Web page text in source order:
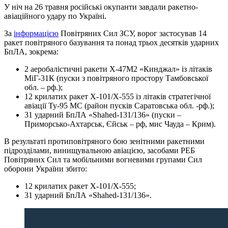
У ніч на 26 травня російські окупанти завдали ракетно-
авіаційного удару по Україні.
За інформацією Повітряних Сил ЗСУ, ворог застосував 14
ракет повітряного базування та понад трьох десятків ударних
БпЛА, зокрема:
2 аеробалістичні ракети Х-47М2 «Кинджал» із літаків
МіГ-31К (пуски з повітряного простору Тамбовської
обл. – рф.);
12 крилатих ракет Х-101/Х-555 із літаків стратегічної
авіації Ту-95 МС (район пусків Саратовська обл. -рф.);
31 ударний БпЛА «Shahed-131/136» (пуски –
Приморсько-Ахтарськ, Єйськ – рф, мис Чауда – Крим).
В результаті протиповітряного бою зенітними ракетними
підрозділами, винищувальною авіацією, засобами РЕБ
Повітряних Сил та мобільними вогневими групами Сил
оборони України збито:
12 крилатих ракет Х-101/Х-555;
31 ударний БпЛА «Shahed-131/136».